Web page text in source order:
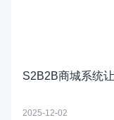
S2B2B商城系统
2025-12-02